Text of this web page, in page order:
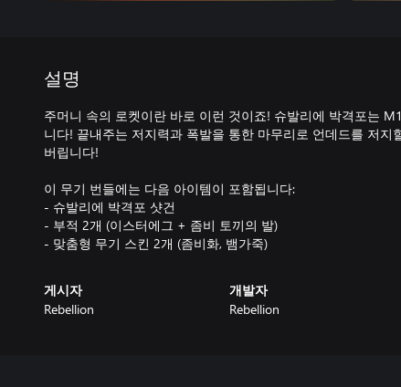
설명
주머니 속의 로켓이란 바로 이런 것이죠! 슈발리에 박격포는
니다! 끝내주는 저지력과 폭발을 통한 마무리로 언데드를 저지
버립니다!
이 무기 번들에는 다음 아이템이 포함됩니다:
- 슈발리에 박격포 샷건
- 부적 2개 (이스터에그 + 좀비 토끼의 발)
- 맞춤형 무기 스킨 2개 (좀비화, 뱀가죽)
게시자
Rebellion
개발자
Rebellion